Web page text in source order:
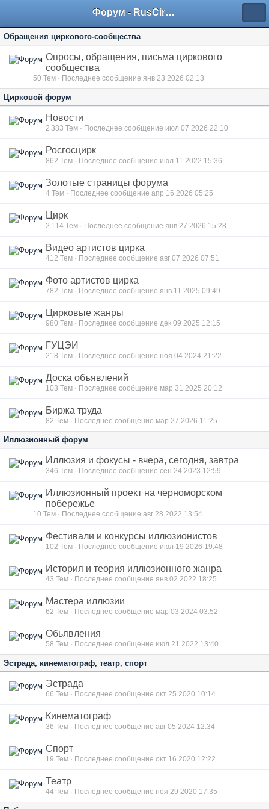
Форум - RusCircus.ru
Обращения циркового-сообщества
Опросы, обращения, письма циркового
сообщества
50 Тем · Последнее сообщение янв 23 2026 02:13
Цирковой форум
Новости
2 383 Тем · Последнее сообщение июл 07 2026 22:10
Росгосцирк
862 Тем · Последнее сообщение июл 11 2022 15:36
Золотые страницы форума
4 Тем · Последнее сообщение апр 16 2026 05:25
Цирк
2 114 Тем · Последнее сообщение янв 27 2026 15:28
Видео артистов цирка
412 Тем · Последнее сообщение авг 07 2026 07:51
Фото артистов цирка
782 Тем · Последнее сообщение янв 11 2025 09:49
Цирковые жанры
980 Тем · Последнее сообщение дек 09 2025 12:15
ГУЦЭИ
218 Тем · Последнее сообщение ноя 04 2024 21:22
Доска объявлений
103 Тем · Последнее сообщение мар 31 2025 20:12
Биржа труда
82 Тем · Последнее сообщение мар 27 2026 11:25
Иллюзионный форум
Иллюзия и фокусы - вчера, сегодня, завтра
346 Тем · Последнее сообщение сен 24 2023 12:59
Иллюзионный проект на черноморском
побережье
10 Тем · Последнее сообщение авг 28 2022 13:54
Фестивали и конкурсы иллюзионистов
102 Тем · Последнее сообщение июл 19 2026 19:48
История и теория иллюзионного жанра
43 Тем · Последнее сообщение янв 02 2022 18:25
Мастера иллюзии
62 Тем · Последнее сообщение мар 03 2024 03:52
Обьявления
58 Тем · Последнее сообщение июл 21 2022 13:40
Эстрада, кинематограф, театр, спорт
Эстрада
66 Тем · Последнее сообщение окт 25 2020 10:14
Кинематограф
36 Тем · Последнее сообщение авг 05 2024 12:34
Спорт
19 Тем · Последнее сообщение окт 16 2020 12:22
Театр
44 Тем · Последнее сообщение ноя 29 2020 17:35